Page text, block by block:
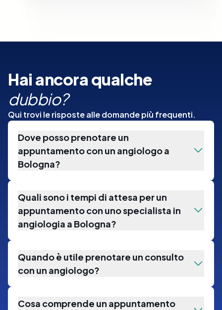
Hai ancora qualche
dubbio?
Qui trovi le risposte alle domande più frequenti.
Dove posso prenotare un
appuntamento con un angiologo a
Bologna?
Quali sono i tempi di attesa per un
appuntamento con uno specialista in
angiologia a Bologna?
Quando è utile prenotare un consulto
con un angiologo?
Cosa comprende un appuntamento